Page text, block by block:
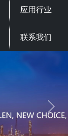
应用行业
联系我们
Next